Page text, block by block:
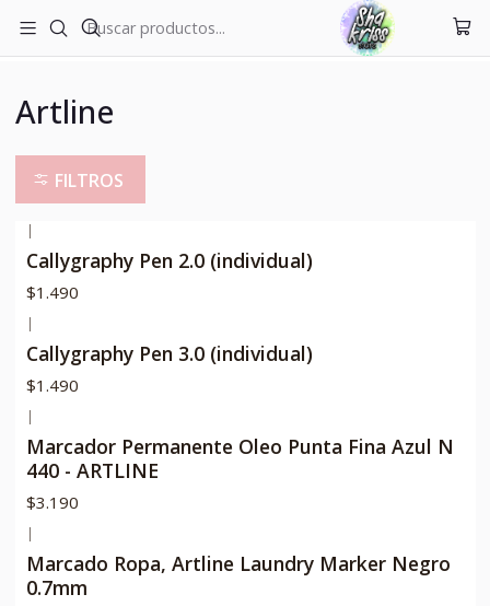
Inicio Nuestras marcas Artline
Artline
FILTROS
|
Callygraphy Pen 2.0 (individual)
$1.490
|
Callygraphy Pen 3.0 (individual)
$1.490
|
Marcador Permanente Oleo Punta Fina Azul N
440 - ARTLINE
$3.190
|
Marcado Ropa, Artline Laundry Marker Negro
0.7mm